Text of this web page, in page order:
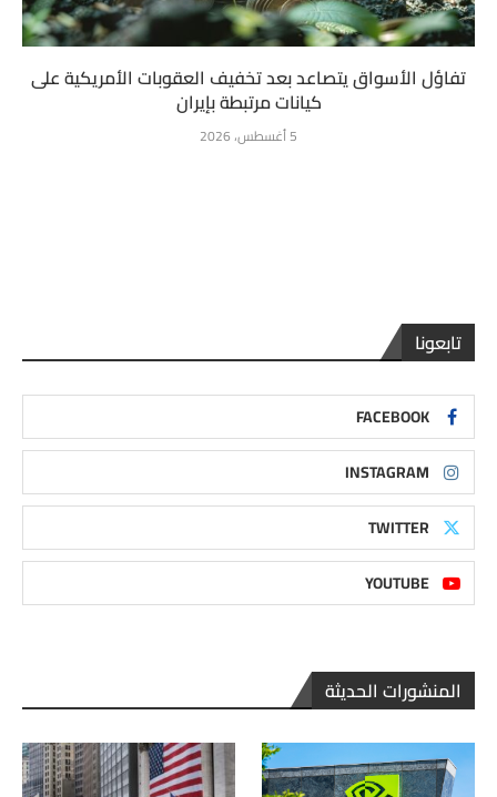
تفاؤل الأسواق يتصاعد بعد تخفيف العقوبات الأمريكية على
كيانات مرتبطة بإيران
5 أغسطس، 2026
تابعونا
FACEBOOK
INSTAGRAM
TWITTER
YOUTUBE
المنشورات الحديثة